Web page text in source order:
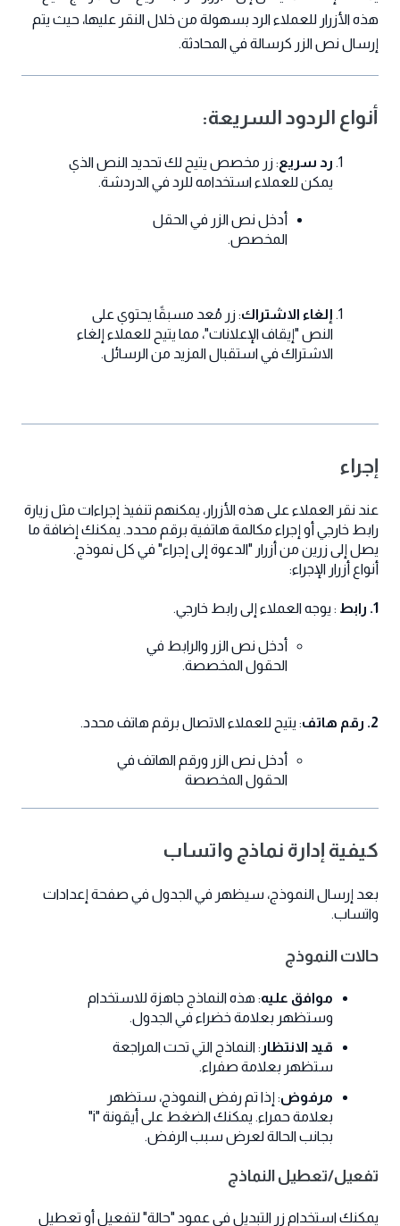
هذه الأزرار للعملاء الرد بسهولة من خلال النقر عليها، حيث يتم
إرسال نص الزر كرسالة في المحادثة.
أنواع الردود السريعة:
رد سريع: زر مخصص يتيح لك تحديد النص الذي
يمكن للعملاء استخدامه للرد في الدردشة.
أدخل نص الزر في الحقل
المخصص.
إلغاء الاشتراك: زر مُعد مسبقًا يحتوي على
النص "إيقاف الإعلانات"، مما يتيح للعملاء إلغاء
الاشتراك في استقبال المزيد من الرسائل.
إجراء
عند نقر العملاء على هذه الأزرار، يمكنهم تنفيذ إجراءات مثل زيارة
رابط خارجي أو إجراء مكالمة هاتفية برقم محدد. يمكنك إضافة ما
يصل إلى زرين من أزرار "الدعوة إلى إجراء" في كل نموذج.
أنواع أزرار الإجراء:
1. رابط : يوجه العملاء إلى رابط خارجي.
أدخل نص الزر والرابط في
الحقول المخصصة.
2. رقم هاتف : يتيح للعملاء الاتصال برقم هاتف محدد.
أدخل نص الزر ورقم الهاتف في
الحقول المخصصة
كيفية إدارة نماذج واتساب
بعد إرسال النموذج، سيظهر في الجدول في صفحة إعدادات
واتساب.
حالات النموذج
موافق عليه: هذه النماذج جاهزة للاستخدام
وستظهر بعلامة خضراء في الجدول.
قيد الانتظار : النماذج التي تحت المراجعة
ستظهر بعلامة صفراء.
مرفوض: إذا تم رفض النموذج، ستظهر
بعلامة حمراء. يمكنك الضغط على أيقونة "i"
بجانب الحالة لعرض سبب الرفض.
تفعيل/تعطيل النماذج
يمكنك استخدام زر التبديل في عمود "حالة" لتفعيل أو تعطيل